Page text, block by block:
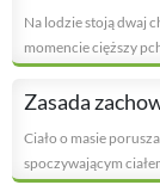
Na lodzie stoją dwaj
momencie cięższy
Zasada
Ciało o masie
spoczywającym